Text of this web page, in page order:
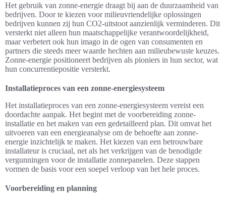
Het gebruik van zonne-energie draagt bij aan de duurzaamheid van
bedrijven. Door te kiezen voor milieuvriendelijke oplossingen
bedrijven kunnen zij hun CO2-uitstoot aanzienlijk verminderen. Dit
versterkt niet alleen hun maatschappelijke verantwoordelijkheid,
maar verbetert ook hun imago in de ogen van consumenten en
partners die steeds meer waarde hechten aan milieubewuste keuzes.
Zonne-energie positioneert bedrijven als pioniers in hun sector, wat
hun concurrentiepositie versterkt.
Installatieproces van een zonne-energiesysteem
Het installatieproces van een zonne-energiesysteem vereist een
doordachte aanpak. Het begint met de voorbereiding zonne-
installatie en het maken van een gedetailleerd plan. Dit omvat het
uitvoeren van een energieanalyse om de behoefte aan zonne-
energie inzichtelijk te maken. Het kiezen van een betrouwbare
installateur is cruciaal, net als het verkrijgen van de benodigde
vergunningen voor de installatie zonnepanelen. Deze stappen
vormen de basis voor een soepel verloop van het hele proces.
Voorbereiding en planning